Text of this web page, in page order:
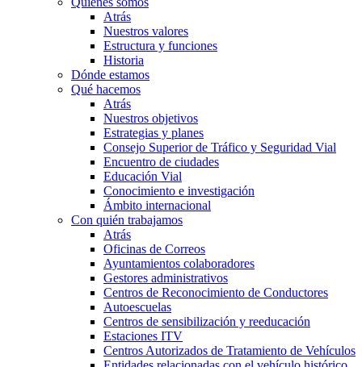
Atrás
Nuestros valores
Estructura y funciones
Historia
Dónde estamos
Qué hacemos
Atrás
Nuestros objetivos
Estrategias y planes
Consejo Superior de Tráfico y Seguridad Vial
Encuentro de ciudades
Educación Vial
Conocimiento e investigación
Ámbito internacional
Con quién trabajamos
Atrás
Oficinas de Correos
Ayuntamientos colaboradores
Gestores administrativos
Centros de Reconocimiento de Conductores
Autoescuelas
Centros de sensibilización y reeducación
Estaciones ITV
Centros Autorizados de Tratamiento de Vehículos